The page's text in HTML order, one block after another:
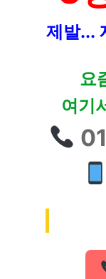
제발...
요
여기